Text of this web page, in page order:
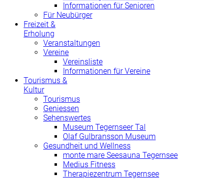
Informationen für Senioren
Für Neubürger
Freizeit &
Erholung
Veranstaltungen
Vereine
Vereinsliste
Informationen für Vereine
Tourismus &
Kultur
Tourismus
Geniessen
Sehenswertes
Museum Tegernseer Tal
Olaf Gulbransson Museum
Gesundheit und Wellness
monte mare Seesauna Tegernsee
Medius Fitness
Therapiezentrum Tegernsee